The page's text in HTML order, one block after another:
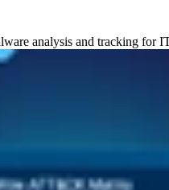
analysis and tracking for